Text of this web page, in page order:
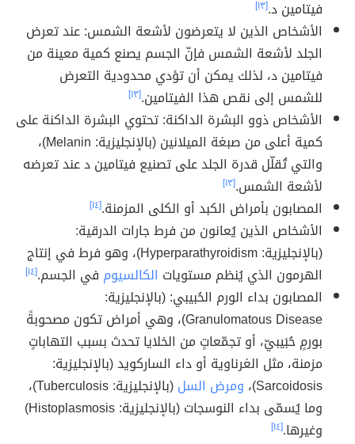
فيتامين د.[١٣]
الأشخاص الذين لا يتعرضون لأشعة الشمس: عند تعرض
الجلد لأشعة الشمس فإنّ الجسم يصنع كمية معينة من
فيتامين د، لذلك يمكن أن تؤدي محدودية التعرض
للشمس إلى نقص هذا الفيتامين.[١٣]
الأشخاص ذوو البشرة الداكنة: تحتوي البشرة الداكنة على
كمية أعلى من صبغة الميلانين (بالإنجليزية: Melanin)،
والتي تُقلّل قدرة الجلد على تصنيع فيتامين د عند تعرضه
لأشعة الشمس.[١٣]
المصابون بأمراض الكبد أو الكلى المزمنة.[١٤]
الأشخاص الذين يُعانون من فرط جارات الدرقية:
(بالإنجليزية: Hyperparathyroidism)، وهو فرط في إنتاج
الهرمون الذي يُنظم مستويات الكالسيوم في الجسم.[١٤]
المصابون بداء الورم الحُبيبي: (بالإنجليزية:
Granulomatous Disease)، وهي أمراض تكون مصحوبةً
بورمٍ حُبَيبيّ، أو تجمّعاتٍ من الخلايا تحدث بسبب التهاباتٍ
مزمنة، مثل الغرناوية أو داء الساركويد (بالإنجليزية:
Sarcoidosis)، ومرض السل
(بالإنجليزية: Tuberculosis)،
وما يُسمّى بداء النوسجات (بالإنجليزية: Histoplasmosis)
وغيرها.[١٤]